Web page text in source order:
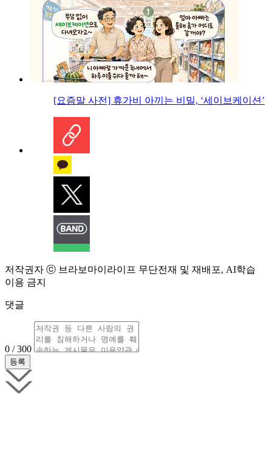
[요즘말 사전] 휴가비 아끼는 비밀, ‘세이브케이션’
저작권자 ⓒ 브라보마이라이프 무단전재 및 재배포, AI학습
이용 금지
댓글
0 / 300